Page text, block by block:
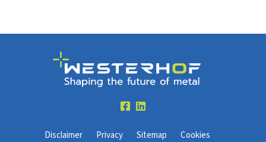
Disclaimer Privacy Sitemap
Cookies